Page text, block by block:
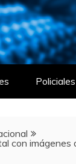
Policiales
con imágenes